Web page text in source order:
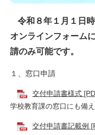
令和８年１月１日
オンラインフォーム
請のみ可能です。
１、窓口申請
交付申請書様式
学校教育課の窓口にも備え
交付申請書記載例